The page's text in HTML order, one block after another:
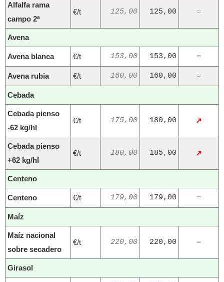
Alfalfa rama
campo 2ª
€/t 125,00 125,00 =
Avena
Avena blanca €/t 153,00 153,00 =
Avena rubia €/t 160,00 160,00 =
Cebada
Cebada pienso
-62 kg/hl
€/t 175,00 180,00 ↗
Cebada pienso
+62 kg/hl
€/t 180,00 185,00 ↗
Centeno
Centeno €/t 179,00 179,00 =
Maíz
Maíz nacional
sobre secadero
€/t 220,00 220,00 =
Girasol